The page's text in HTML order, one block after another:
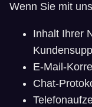
Wenn Sie mit
Inhalt Ihrer
E-Mail-
Chat-